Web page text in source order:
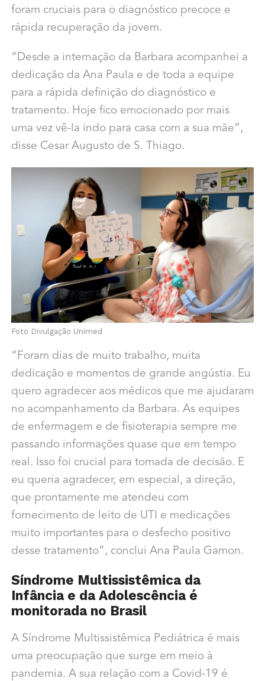
foram cruciais para o diagnóstico precoce e
rápida recuperação da jovem.
“Desde a internação da Barbara acompanhei a
dedicação da Ana Paula e de toda a equipe
para a rápida definição do diagnóstico e
tratamento. Hoje fico emocionado por mais
uma vez vê-la indo para casa com a sua mãe”,
disse Cesar Augusto de S. Thiago.
Foto Divulgação Unimed
“Foram dias de muito trabalho, muita
dedicação e momentos de grande angústia. Eu
quero agradecer aos médicos que me ajudaram
no acompanhamento da Barbara. As equipes
de enfermagem e de fisioterapia sempre me
passando informações quase que em tempo
real. Isso foi crucial para tomada de decisão. E
eu queria agradecer, em especial, a direção,
que prontamente me atendeu com
fornecimento de leito de UTI e medicações
muito importantes para o desfecho positivo
desse tratamento”, conclui Ana Paula Gamon.
Síndrome Multissistêmica da
Infância e da Adolescência é
monitorada no Brasil
A Síndrome Multissistêmica Pediátrica é mais
uma preocupação que surge em meio à
pandemia. A sua relação com a Covid-19 é